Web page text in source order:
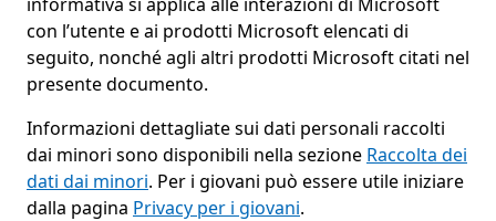
con l’utente e ai prodotti Microsoft elencati di
seguito, nonché agli altri prodotti Microsoft citati nel
presente documento.
Informazioni dettagliate sui dati personali raccolti
dai minori sono disponibili nella sezione Raccolta dei
dati dai minori. Per i giovani può essere utile iniziare
dalla pagina Privacy per i giovani.